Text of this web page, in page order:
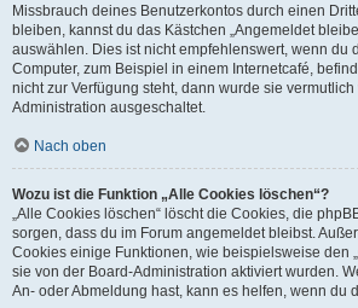
Missbrauch deines Benutzerkontos durch einen
bleiben, kannst du das Kästchen „Angemeldet
auswählen. Dies ist nicht empfehlenswert, wenn du
Computer, zum Beispiel in einem Internetcafé,
nicht zur Verfügung steht, dann wurde sie
Administration ausgeschaltet.
Nach oben
Wozu ist die Funktion „Alle Cookies löschen“?
„Alle Cookies löschen“ löscht die Cookies, die
sorgen, dass du im Forum angemeldet bleibst.
Cookies einige Funktionen, wie beispielsweise den
sie von der Board-Administration aktiviert wurden.
An- oder Abmeldung hast, kann es helfen, wenn du